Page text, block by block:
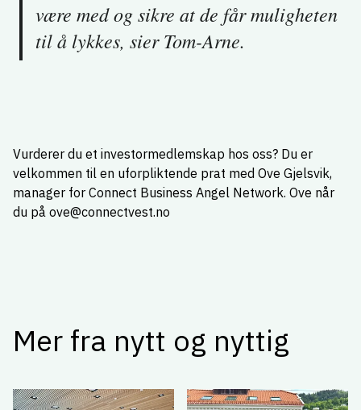
være med og sikre at de får muligheten
til å lykkes, sier Tom-Arne.
Vurderer du et investormedlemskap hos oss? Du er
velkommen til en uforpliktende prat med Ove Gjelsvik,
manager for Connect Business Angel Network. Ove når
du på ove@connectvest.no
Mer fra nytt og nyttig